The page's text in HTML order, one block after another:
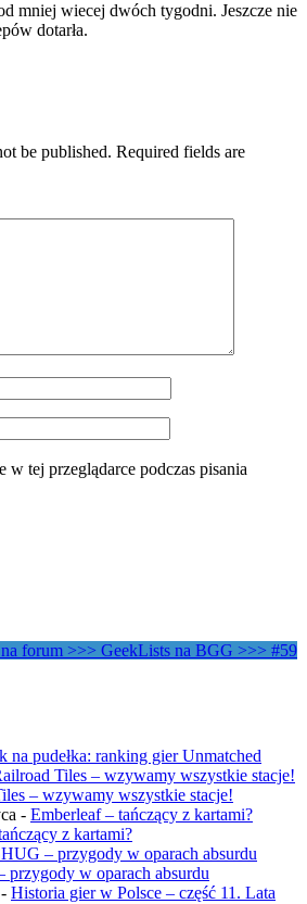
mniej wiecej dwóch tygodni. Jeszcze nie
dotarła.
be published. Required fields are
w tej przeglądarce podczas pisania
forum >>> GeekLists na BGG >>> #59
na pudełka: ranking gier Unmatched
Tiles – wzywamy wszystkie stacje!
– wzywamy wszystkie stacje!
- Emberleaf – tańczący z kartami?
z kartami?
– przygody w oparach absurdu
przygody w oparach absurdu
- Historia gier w Polsce – część 11. Lata